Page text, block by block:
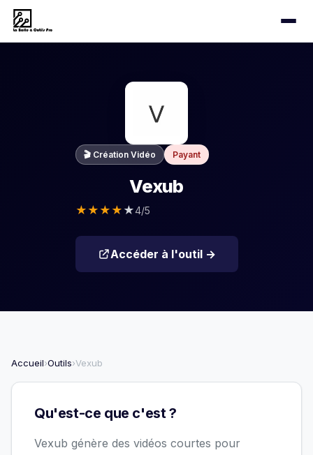
🎬 Création Vidéo Payant
Vexub
★ ★ ★ ★ ★4/5
Accéder à l'outil →
Accueil›Outils›Vexub
Qu'est-ce que c'est ?
Vexub génère des vidéos courtes pour